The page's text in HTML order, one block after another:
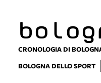
CRONOLOGIA DI
BOLOGNA DELLO SPORT